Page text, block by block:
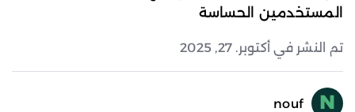
المستخدمين الحساسة
تم النشر في أكتوبر. 27, 2025
nouf